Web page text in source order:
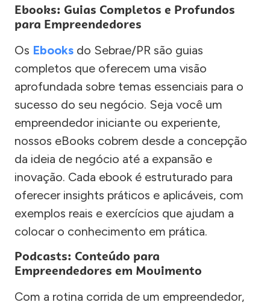
Ebooks: Guias Completos e Profundos
para Empreendedores
Os Ebooks do Sebrae/PR são guias
completos que oferecem uma visão
aprofundada sobre temas essenciais para o
sucesso do seu negócio. Seja você um
empreendedor iniciante ou experiente,
nossos eBooks cobrem desde a concepção
da ideia de negócio até a expansão e
inovação. Cada ebook é estruturado para
oferecer insights práticos e aplicáveis, com
exemplos reais e exercícios que ajudam a
colocar o conhecimento em prática.
Podcasts: Conteúdo para
Empreendedores em Movimento
Com a rotina corrida de um empreendedor,